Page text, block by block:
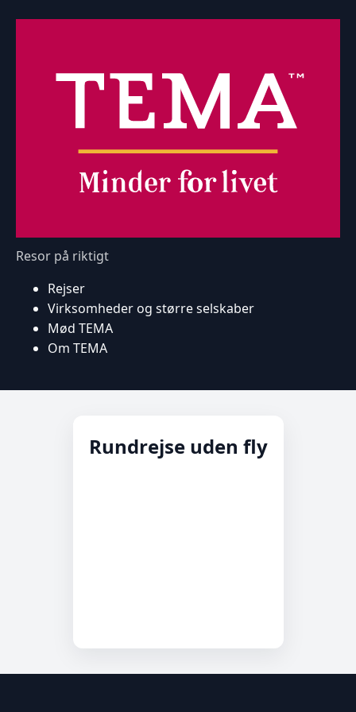
Resor på riktigt
Rejser
Virksomheder og større selskaber
Mød TEMA
Om TEMA
Rundrejse uden fly